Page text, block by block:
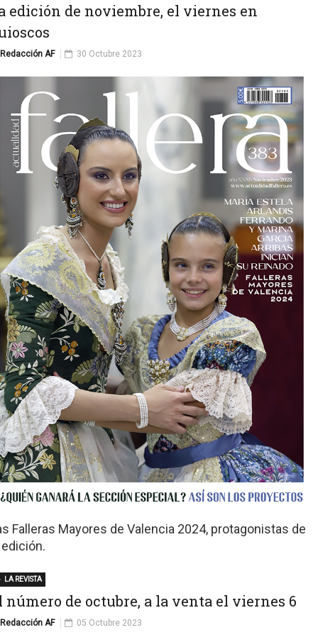
edición de noviembre, el viernes en
Redacción AF 30 Octubre 2023
Falleras Mayores de Valencia 2024, protagonistas de
número de octubre, a la venta el viernes 6
Redacción AF
LA REVISTA
05 Octubre 2023